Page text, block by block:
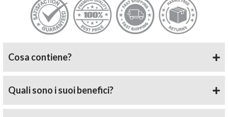
Cosa contiene?
Quali sono i suoi benefici?